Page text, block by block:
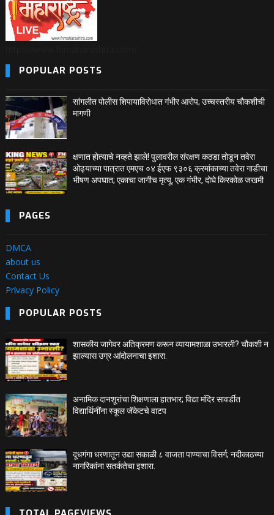
POPULAR POSTS
सांगलीत पोलीस शिपायाविरोधात गंभीर आरोप; उच्चस्तरीय चौकशीची
मागणी
क्षणात होत्याचे नव्हते झाले! पुलावरील संरक्षण कठडा तोडून तवेरा
ओढ्याच्या पात्रात एमएच ०४ ईएफ ९३०६ क्रमांकाच्या तवेरा गाडीचा
भीषण अपघात; एकाचा जागीच मृत्यू, एक गंभीर, दोघे किरकोळ जखमी
PAGES
DMCA
about us
Contact Us
Privacy Policy
POPULAR POSTS
शासकीय जागेवर अतिक्रमण करून व्यायामशाळा उभारली? चौकशी न
झाल्यास उग्र आंदोलनाचा इशारा.
अनामिक दानशूरांचा शिक्षणाला हातभार; विद्या मंदिर सावर्डीत
विद्यार्थिनींना स्कूल जॅकेटचे वाटप
दूधगंगा धरणातून उद्या सकाळी ८ वाजता पाण्याचा विसर्ग; नदीकाठच्या
नागरिकांना सतर्कतेचा इशारा.